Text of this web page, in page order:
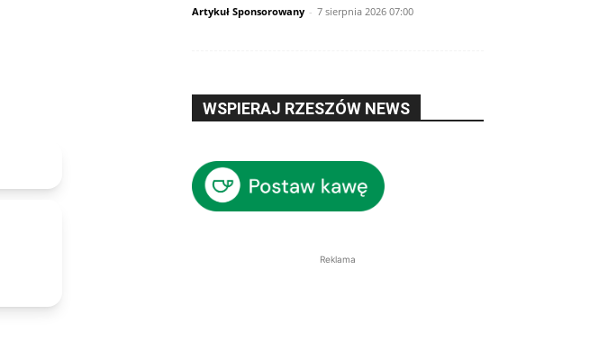
Artykuł Sponsorowany - 7 sierpnia 2026 07:00
WSPIERAJ RZESZÓW NEWS
Reklama